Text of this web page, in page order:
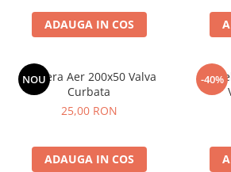
ADAUGA IN COS
NOU
Camera Aer 200x50 Valva
Curbata
25,00 RON
ADAUGA IN COS
-40%